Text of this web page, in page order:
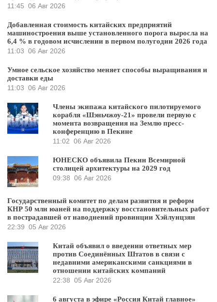
11:45 06 Авг 2026
Добавленная стоимость китайских предприятий
машиностроения выше установленного порога выросла на
6,4 % в годовом исчислении в первом полугодии 2026 года
11:03 06 Авг 2026
Умное сельское хозяйство меняет способы выращивания и
доставки еды
11:03 06 Авг 2026
Члены экипажа китайского пилотируемого
корабля «Шэньчжоу-21» провели первую с
момента возвращения на Землю пресс-
конференцию в Пекине
11:02 06 Авг 2026
ЮНЕСКО объявила Пекин Всемирной
столицей архитектуры на 2029 год
09:38 06 Авг 2026
Государственный комитет по делам развития и реформ
КНР 50 млн юаней на поддержку восстановительных работ
в пострадавшей от наводнений провинции Хэйлунцзян
22:39 05 Авг 2026
Китай объявил о введении ответных мер
против Соединённых Штатов в связи с
недавними американскими санкциями в
отношении китайских компаний
22:38 05 Авг 2026
6 августа в эфире «Россия Китай главное»